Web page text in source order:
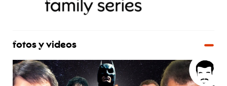
fotos y videos